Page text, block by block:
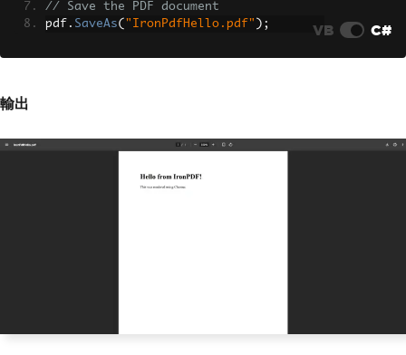
// Save the PDF document
pdf . SaveAs( "IronPdfHello.pdf" ); VB C#
輸出